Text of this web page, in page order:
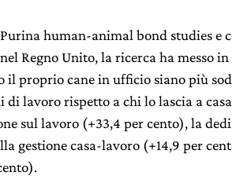
human-animal bond studies e
Regno Unito, la ricerca ha messo
il proprio cane in ufficio siano più
lavoro rispetto a chi lo lascia a
sul lavoro (+33,4 per cento), la
gestione casa-lavoro (+14,9 per